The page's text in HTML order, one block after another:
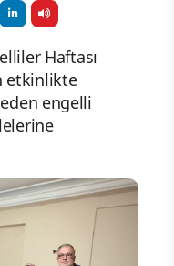
Haftası
etkinlikte
engelli